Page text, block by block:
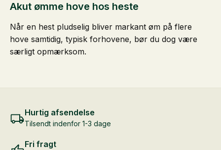
Akut ømme hove hos heste
Når en hest pludselig bliver markant øm på flere
hove samtidig, typisk forhovene, bør du dog være
særligt opmærksom.
Hurtig afsendelse
Tilsendt indenfor 1-3 dage
Fri fragt